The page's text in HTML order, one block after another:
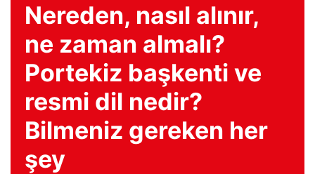
Nereden, nasıl alınır,
ne zaman almalı?
Portekiz başkenti ve
resmi dil nedir?
Bilmeniz gereken her
şey